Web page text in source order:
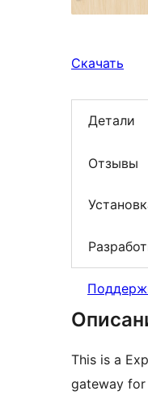
Скачать
Детали
Отзывы
This is a
gateway for